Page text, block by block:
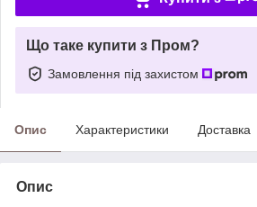
Що таке купити з Пром?
Замовлення під захистом
Опис Характеристики Доставка
Опис